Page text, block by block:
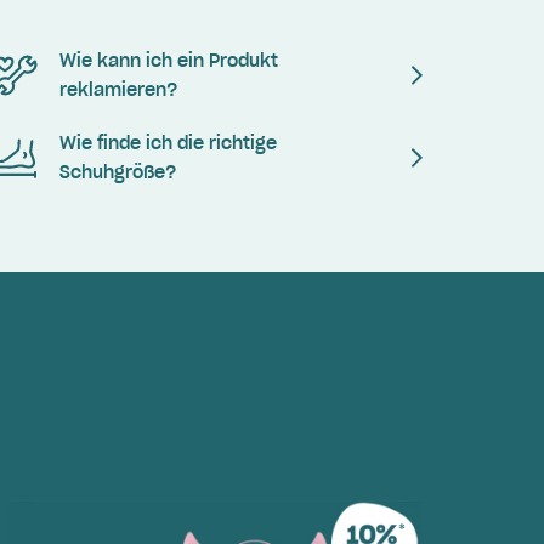
Wie kann ich ein Produkt
reklamieren?
Wie finde ich die richtige
Schuhgröße?